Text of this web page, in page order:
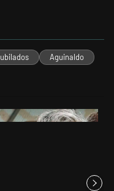
Aguinaldo
y alarmas en el
artículo de tendencia con el